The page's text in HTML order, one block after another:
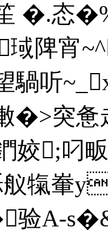
�.态
陴宵~^
騧听
�>突惫
姣;叼
犔輋
A-